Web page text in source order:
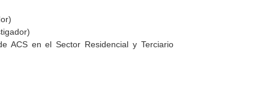
ACS en el Sector Residencial y Terciario